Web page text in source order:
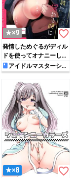
★×9 favorite_border
発情しためぐるがディル
ドを使ってオナニーした
り、Pに乳首を弄られな
がら正常位や騎乗位で犯
されて絶頂しちゃう♡
アイドルマスターシャ
イニーカラーズ
★×8 favorite_border